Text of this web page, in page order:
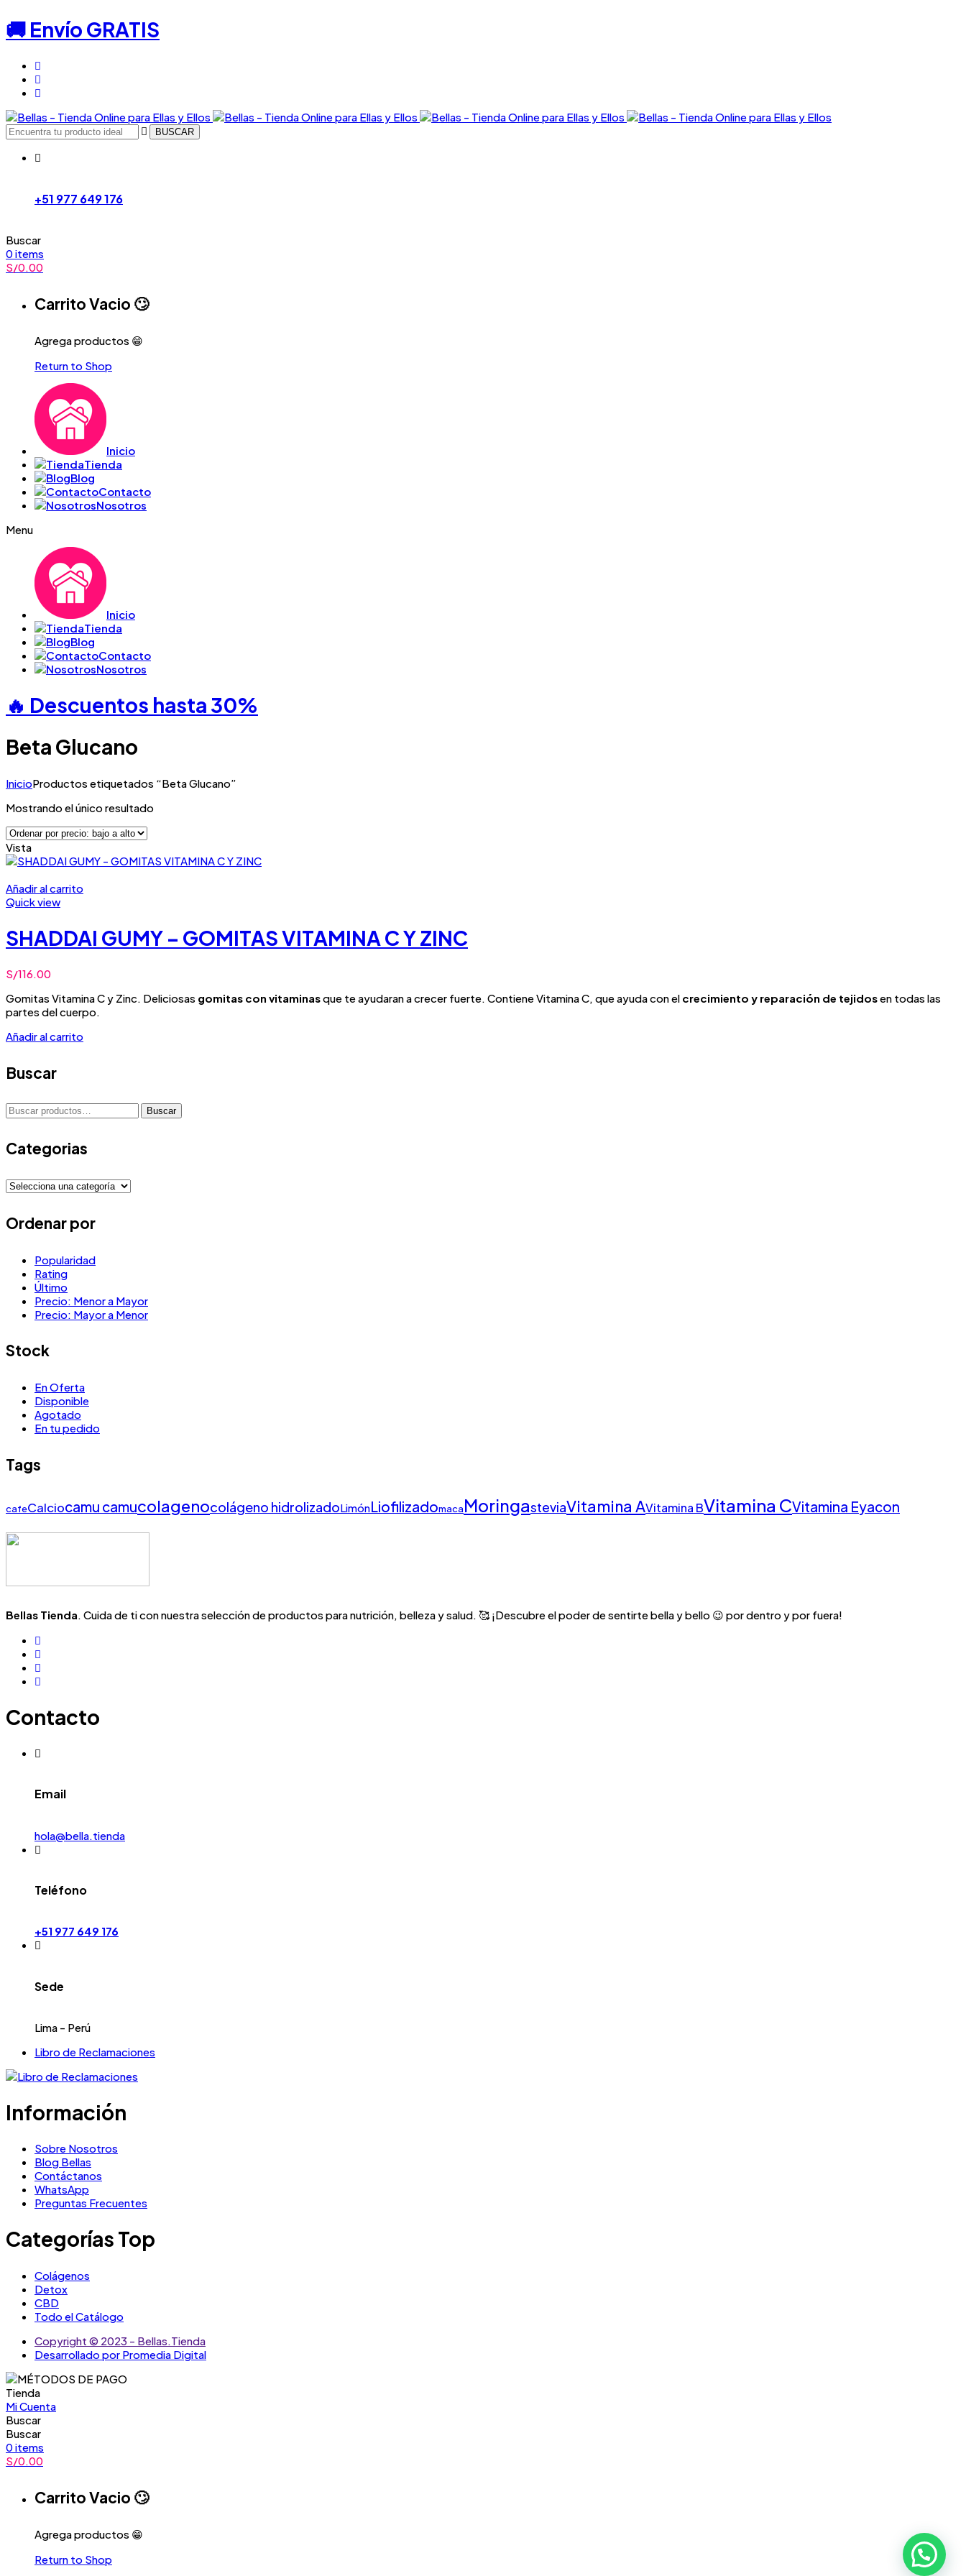
🚚 Envío GRATIS
BUSCAR
+51 977 649 176
Buscar
0items
S/0.00
Carrito Vacio 🙄
Agrega productos 😁
Return to Shop
Inicio
Tienda
Blog
Contacto
Nosotros
Menu
Inicio
Tienda
Blog
Contacto
Nosotros
🔥 Descuentos hasta 30%
Beta Glucano
InicioProductos etiquetados “Beta Glucano”
Mostrando el único resultado
Vista
Añadir al carrito
Quick view
SHADDAI GUMY – GOMITAS VITAMINA C Y ZINC
S/116.00
Gomitas Vitamina C y Zinc. Deliciosas gomitas con vitaminasque te ayudaran a crecer fuerte. Contiene Vitamina C, que ayuda con el crecimiento y reparación de tejidosen todas las
partes del cuerpo.
Añadir al carrito
Buscar
Buscar
por:
Buscar
Categorias
Ordenar por
Popularidad
Rating
Último
Precio: Menor a Mayor
Precio: Mayor a Menor
Stock
En Oferta
Disponible
Agotado
En tu pedido
Tags
cafeCalciocamu camucolagenocolágeno hidrolizadoLimónLiofilizadomacaMoringasteviaVitamina AVitamina BVitamina CVitamina Eyacon
Bellas Tienda . Cuida de ti con nuestra selección de productos para nutrición, belleza y salud. 🥰 ¡Descubre el poder de sentirte bella y bello 😉 por dentro y por fuera!
Contacto
Email
hola@bella.tienda
Teléfono
+51 977 649 176
Sede
Lima - Perú
Libro de Reclamaciones
Información
Sobre Nosotros
Blog Bellas
Contáctanos
WhatsApp
Preguntas Frecuentes
Categorías Top
Colágenos
Detox
CBD
Todo el Catálogo
Copyright © 2023 - Bellas.Tienda
Desarrollado por Promedia Digital
Tienda
Mi Cuenta
Buscar
Buscar
0items
S/0.00
Carrito Vacio 🙄
Agrega productos 😁
Return to Shop